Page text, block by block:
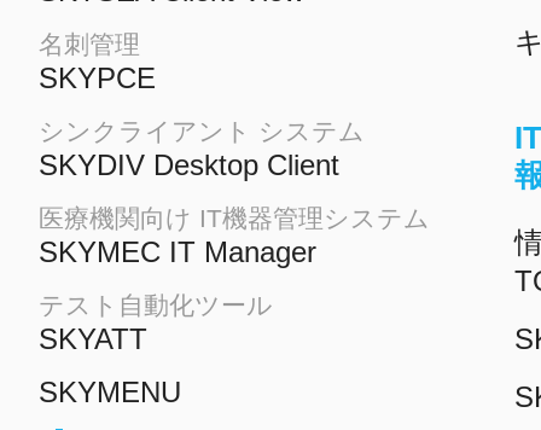
名刺管理
SKYPCE
シンクライアント システム
SKYDIV Desktop Client
医療機関向け IT機器管理システム
SKYMEC IT Manager
テスト自動化ツール
SKYATT
SKYMENU